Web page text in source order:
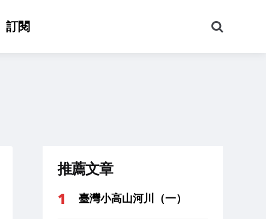
訂閱
尋
推薦文章
臺灣小高山河川（一）